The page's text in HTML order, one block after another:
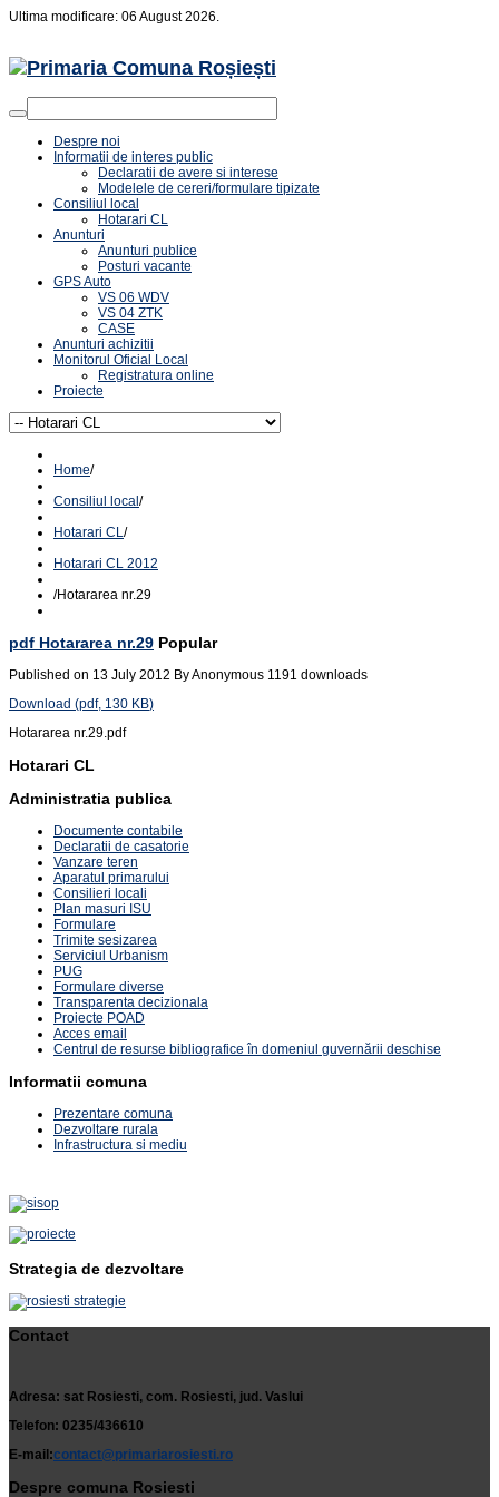
Ultima modificare: 06 August 2026.
Despre noi
Informatii de interes public
Declaratii de avere si interese
Modelele de cereri/formulare tipizate
Consiliul local
Hotarari CL
Anunturi
Anunturi publice
Posturi vacante
GPS Auto
VS 06 WDV
VS 04 ZTK
CASE
Anunturi achizitii
Monitorul Oficial Local
Registratura online
Proiecte
Home/
Consiliul local/
Hotarari CL/
Hotarari CL 2012
/Hotararea nr.29
pdf Hotararea nr.29 Popular
Published on 13 July 2012 ByAnonymous 1191 downloads
Download (pdf, 130 KB)
Hotararea nr.29.pdf
Hotarari CL
Administratia publica
Documente contabile
Declaratii de casatorie
Vanzare teren
Aparatul primarului
Consilieri locali
Plan masuri ISU
Formulare
Trimite sesizarea
Serviciul Urbanism
PUG
Formulare diverse
Transparenta decizionala
Proiecte POAD
Acces email
Centrul de resurse bibliografice în domeniul guvernării deschise
Informatii comuna
Prezentare comuna
Dezvoltare rurala
Infrastructura si mediu
Strategia de dezvoltare
Contact
Adresa: sat Rosiesti, com. Rosiesti, jud. Vaslui
Telefon: 0235/436610
E-mail:contact@primariarosiesti.ro
Despre comuna Rosiesti